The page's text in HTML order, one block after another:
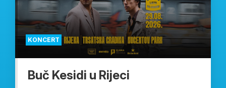
KONCERT
Buč Kesidi u Rijeci